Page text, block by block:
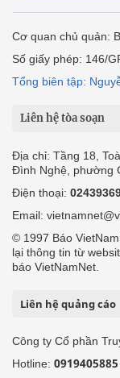
Cơ quan chủ quản:
Số giấy phép: 146/
Tổng biên tập:
Liên hệ tòa soạn
Địa chỉ: Tầng 18,
Đình Nghệ, phường
Điện thoại:
Email:
© 1997 Báo
lại thông tin từ
báo VietNamNet.
Liên hệ quảng cáo
Công ty Cổ phần
Hotline: